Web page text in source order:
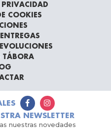
PRIVACIDAD
COOKIES
TÁBORA
NEWSLETTER
nuestras novedades